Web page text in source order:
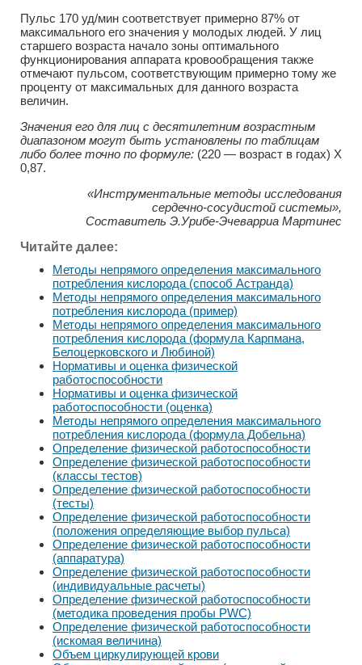
Пульс 170 уд/мин соответствует примерно 87% от
максимального его значения у молодых людей. У лиц
старшего возраста начало зоны оптимального
функционирования аппарата кровообращения также
отмечают пульсом, соответствующим примерно тому же
проценту от максимальных для данного возраста
величин.
Значения его для лиц с десятилетним возрастным
диапазоном могут быть установлены по таблицам
либо более точно по формуле: (220 — возраст в годах) X
0,87.
«Инструментальные методы исследования
сердечно-сосудистой системы»,
Составитель Э.Урибе-Эчеварриа Мартинес
Читайте далее:
Методы непрямого определения максимального
потребления кислорода (способ Астранда)
Методы непрямого определения максимального
потребления кислорода (пример)
Методы непрямого определения максимального
потребления кислорода (формула Карпмана,
Белоцерковского и Любиной)
Нормативы и оценка физической
работоспособности
Нормативы и оценка физической
работоспособности (оценка)
Методы непрямого определения максимального
потребления кислорода (формула Добельна)
Определение физической работоспособности
Определение физической работоспособности
(классы тестов)
Определение физической работоспособности
(тесты)
Определение физической работоспособности
(положения определяющие выбор пульса)
Определение физической работоспособности
(аппаратура)
Определение физической работоспособности
(индивидуальные расчеты)
Определение физической работоспособности
(методика проведения пробы PWC)
Определение физической работоспособности
(искомая величина)
Объем циркулирующей крови